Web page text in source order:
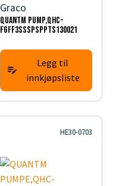
Graco
QUANTM PUMP,QHC-
FGFF3SSSPSPPTS130021
Legg til
innkjøpsliste
HE30-0703